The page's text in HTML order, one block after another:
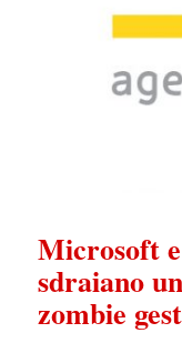
Microsoft
sdraiano
zombie